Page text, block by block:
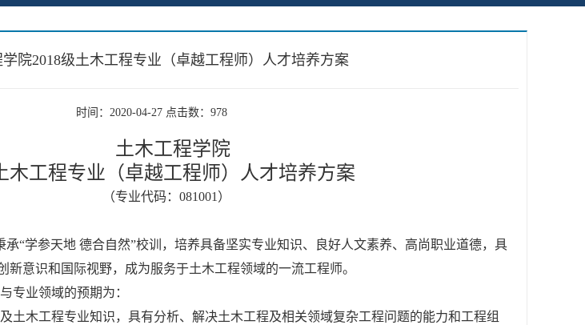
院2018级土木工程专业（卓越工程师）人才培养方案
时间：2020-04-27 点击数： 978
土木工程学院
木工程专业（卓越工程师）人才培养方案
（专业代码： 081001 ）
承“学参天地 德合自然”校训，培养具备坚实专业知识、良好人文素养、高尚职业道德，具
意识和国际视野，成为服务于土木工程领域的一流工程师。
专业领域的预期为：
土木工程专业知识，具有分析、解决土木工程及相关领域复杂工程问题的能力和工程组